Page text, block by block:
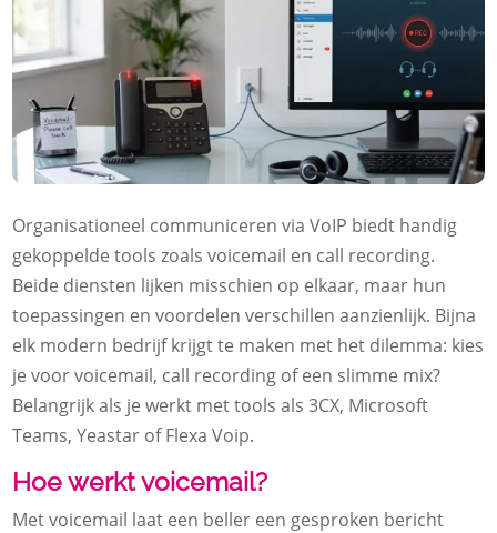
Organisationeel communiceren via VoIP biedt handig
gekoppelde tools zoals voicemail en call recording.
Beide diensten lijken misschien op elkaar, maar hun
toepassingen en voordelen verschillen aanzienlijk. Bijna
elk modern bedrijf krijgt te maken met het dilemma: kies
je voor voicemail, call recording of een slimme mix?
Belangrijk als je werkt met tools als 3CX, Microsoft
Teams, Yeastar of Flexa Voip.
Hoe werkt voicemail?
Met voicemail laat een beller een gesproken bericht